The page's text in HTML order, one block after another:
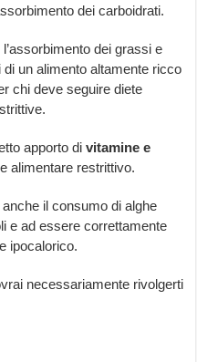
dei carboidrati.
dei grassi e
un alimento altamente ricco
chi deve seguire diete
apporto divitamine e
alimentare restrittivo.
il consumo di alghe
e ad essere correttamente
ipocalorico.
necessariamente rivolgerti